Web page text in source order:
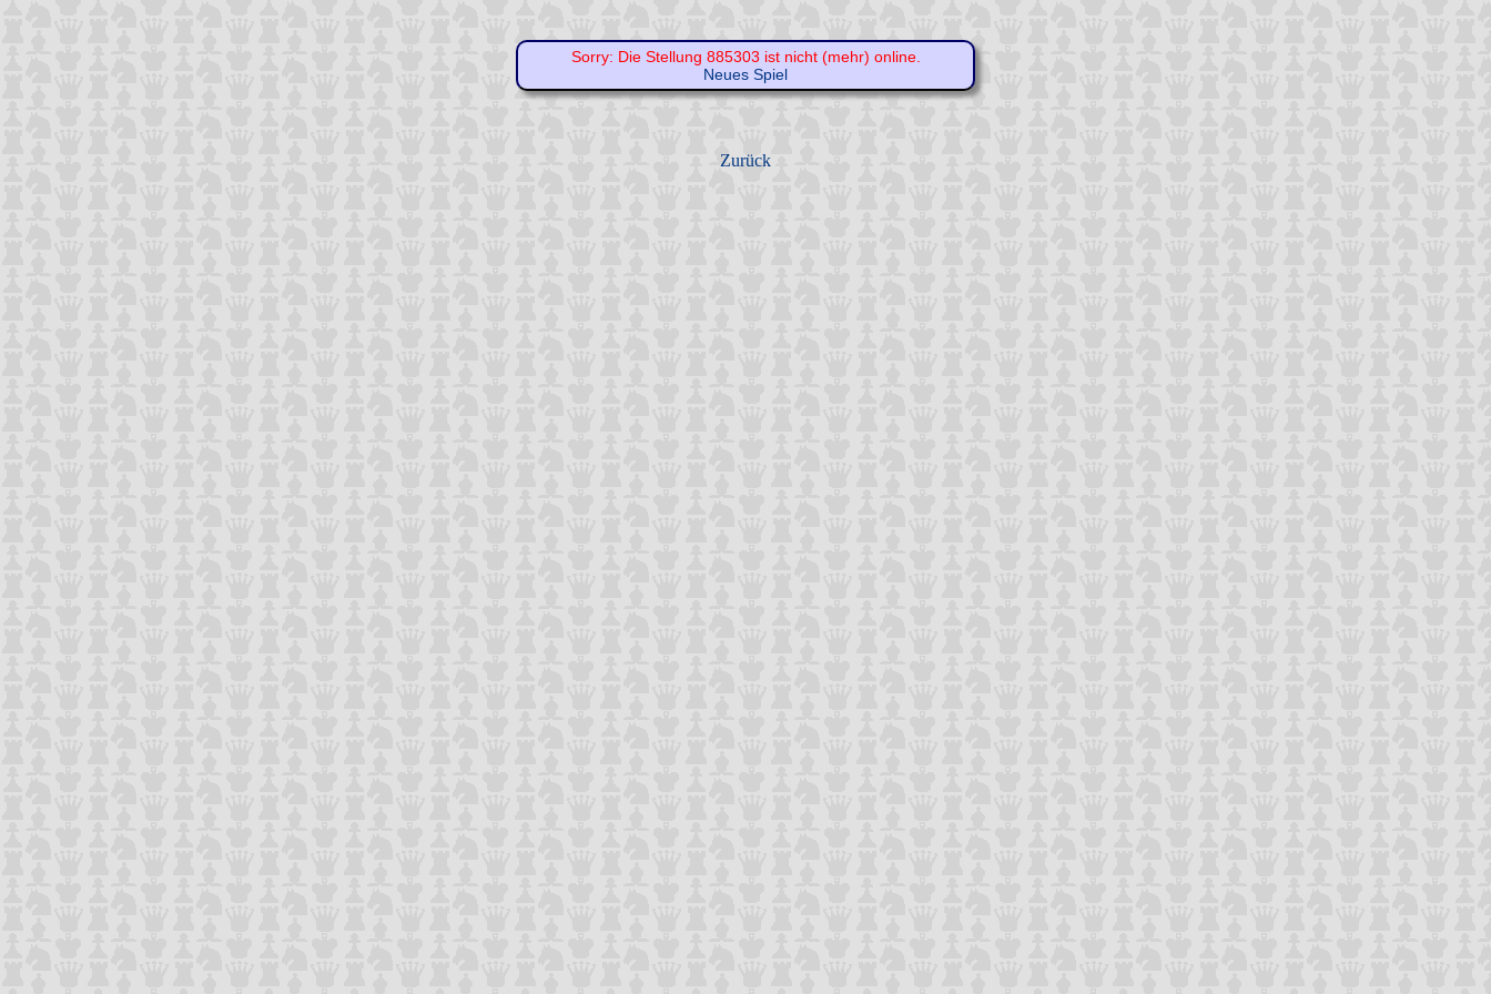
Sorry: Die Stellung 885303 ist nicht (mehr) online.
Neues Spiel
Zurück